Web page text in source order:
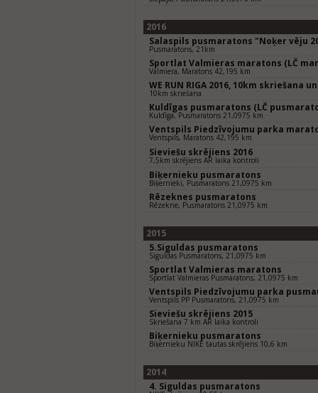
2016
Salaspils pusmaratons "Noķer vēju
Pusmaratons, 21km
Sportlat Valmieras maratons (LČ
Valmiera, Maratons 42,195 km
WE RUN RIGA 2016, 10km skriešana
10km skriešana
Kuldīgas pusmaratons (LČ
Kuldīga, Pusmaratons 21,0975 km
Ventspils Piedzīvojumu parka
Ventspils, Maratons 42,195 km
Sieviešu skrējiens 2016
7,5km skrējiens AR laika kontroli
Biķernieku pusmaratons
Biķernieki, Pusmaratons 21,0975 km
Rēzeknes pusmaratons
Rēzekne, Pusmaratons 21,0975 km
2015
5.Siguldas pusmaratons
Siguldas Pusmaratons, 21,0975 km
Sportlat Valmieras maratons
Sportlat Valmieras Pusmaratons, 21,0975 km
Ventspils Piedzīvojumu parka
Ventspils PP Pusmaratons, 21,0975 km
Sieviešu skrējiens 2015
Skriešana 7 km AR laika kontroli
Biķernieku pusmaratons
Biķernieku NIKE tautas skrējiens 10,6 km
2014
4. Siguldas pusmaratons